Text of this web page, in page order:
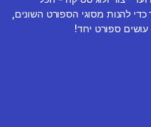
להנות מסוגי הספורט השונים,